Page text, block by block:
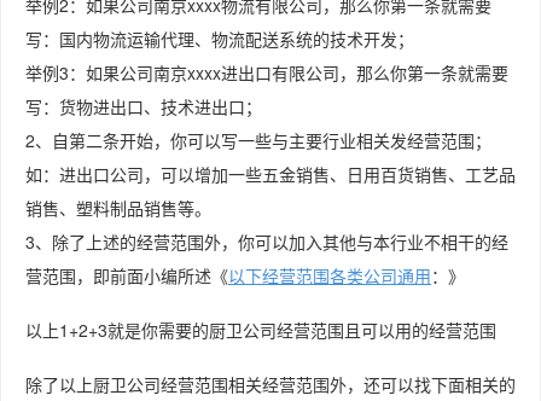
举例2：如果公司南京xxxx物流有限公司，那么你第一条就需要
写：国内物流运输代理、物流配送系统的技术开发；
举例3：如果公司南京xxxx进出口有限公司，那么你第一条就需要
写：货物进出口、技术进出口；
2、自第二条开始，你可以写一些与主要行业相关发经营范围；
如：进出口公司，可以增加一些五金销售、日用百货销售、工艺品
销售、塑料制品销售等。
3、除了上述的经营范围外，你可以加入其他与本行业不相干的经
营范围，即前面小编所述《以下经营范围各类公司通用：》
以上1+2+3就是你需要的厨卫公司经营范围且可以用的经营范围
除了以上厨卫公司经营范围相关经营范围外，还可以找下面相关的